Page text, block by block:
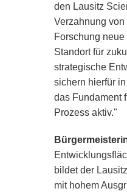
den Lausitz
Verzahnung
Forschung
Standort für
strategische
sichern hierfür
das Fundament
Prozess aktiv."
bildet der
mit hohem